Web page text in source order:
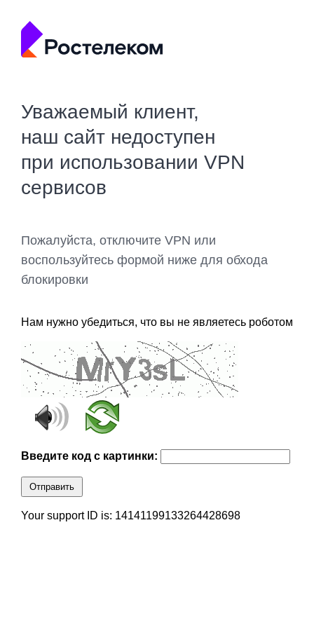
Уважаемый клиент,
наш сайт недоступен
при использовании VPN
сервисов
Пожалуйста, отключите VPN или
воспользуйтесь формой ниже для обхода
блокировки
Нам нужно убедиться, что вы не являетесь роботом
Введите код с картинки:
Отправить
Your support ID is: 14141199133264428698